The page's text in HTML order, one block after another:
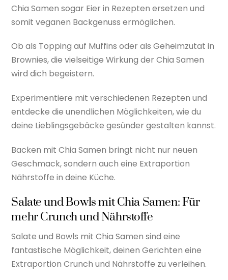
Chia Samen sogar Eier in Rezepten ersetzen und
somit veganen Backgenuss ermöglichen.
Ob als Topping auf Muffins oder als Geheimzutat in
Brownies, die vielseitige Wirkung der Chia Samen
wird dich begeistern.
Experimentiere mit verschiedenen Rezepten und
entdecke die unendlichen Möglichkeiten, wie du
deine Lieblingsgebäcke gesünder gestalten kannst.
Backen mit Chia Samen bringt nicht nur neuen
Geschmack, sondern auch eine Extraportion
Nährstoffe in deine Küche.
Salate und Bowls mit Chia Samen: Für
mehr Crunch und Nährstoffe
Salate und Bowls mit Chia Samen sind eine
fantastische Möglichkeit, deinen Gerichten eine
Extraportion Crunch und Nährstoffe zu verleihen.